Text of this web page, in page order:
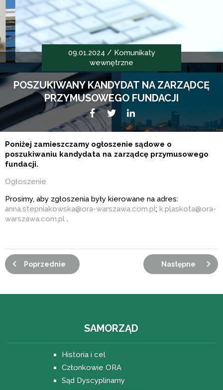
09.01.2024 / Komunikaty
wewnętrzne
POSZUKIWANY KANDYDAT NA ZARZĄDCĘ
PRZYMUSOWEGO FUNDACJI
Facebook
TwitterLikedIn
Poniżej zamieszczamy ogłoszenie sądowe o
poszukiwaniu kandydata na zarządcę przymusowego
fundacji.
Ogłoszenie
Prosimy, aby zgłoszenia były kierowane na adres:
anna.stepniakowska@ora-warszawa.com.pl; k.plaskota@ora-
warszawa.com.pl .
Poprzednie Następne
SAMORZĄD
Historia i cel
Członkowie ORA
Sąd Dyscyplinarny